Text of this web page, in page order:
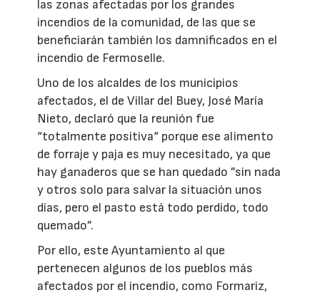
las zonas afectadas por los grandes
incendios de la comunidad, de las que se
beneficiarán también los damnificados en el
incendio de Fermoselle.
Uno de los alcaldes de los municipios
afectados, el de Villar del Buey, José María
Nieto, declaró que la reunión fue
“totalmente positiva“ porque ese alimento
de forraje y paja es muy necesitado, ya que
hay ganaderos que se han quedado ”sin nada
y otros solo para salvar la situación unos
días, pero el pasto está todo perdido, todo
quemado”.
Por ello, este Ayuntamiento al que
pertenecen algunos de los pueblos más
afectados por el incendio, como Formariz,